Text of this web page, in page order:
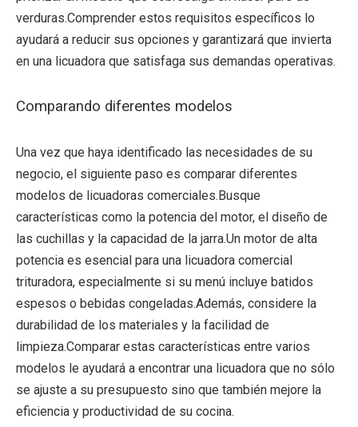
verduras.Comprender estos requisitos específicos lo
ayudará a reducir sus opciones y garantizará que invierta
en una licuadora que satisfaga sus demandas operativas.
Comparando diferentes modelos
Una vez que haya identificado las necesidades de su
negocio, el siguiente paso es comparar diferentes
modelos de licuadoras comerciales.Busque
características como la potencia del motor, el diseño de
las cuchillas y la capacidad de la jarra.Un motor de alta
potencia es esencial para una licuadora comercial
trituradora, especialmente si su menú incluye batidos
espesos o bebidas congeladas.Además, considere la
durabilidad de los materiales y la facilidad de
limpieza.Comparar estas características entre varios
modelos le ayudará a encontrar una licuadora que no sólo
se ajuste a su presupuesto sino que también mejore la
eficiencia y productividad de su cocina.